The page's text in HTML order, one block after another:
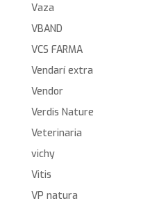
Vaza
VBAND
VCS FARMA
Vendarí extra
Vendor
Verdis Nature
Veterinaria
vichy
Vitis
VP natura